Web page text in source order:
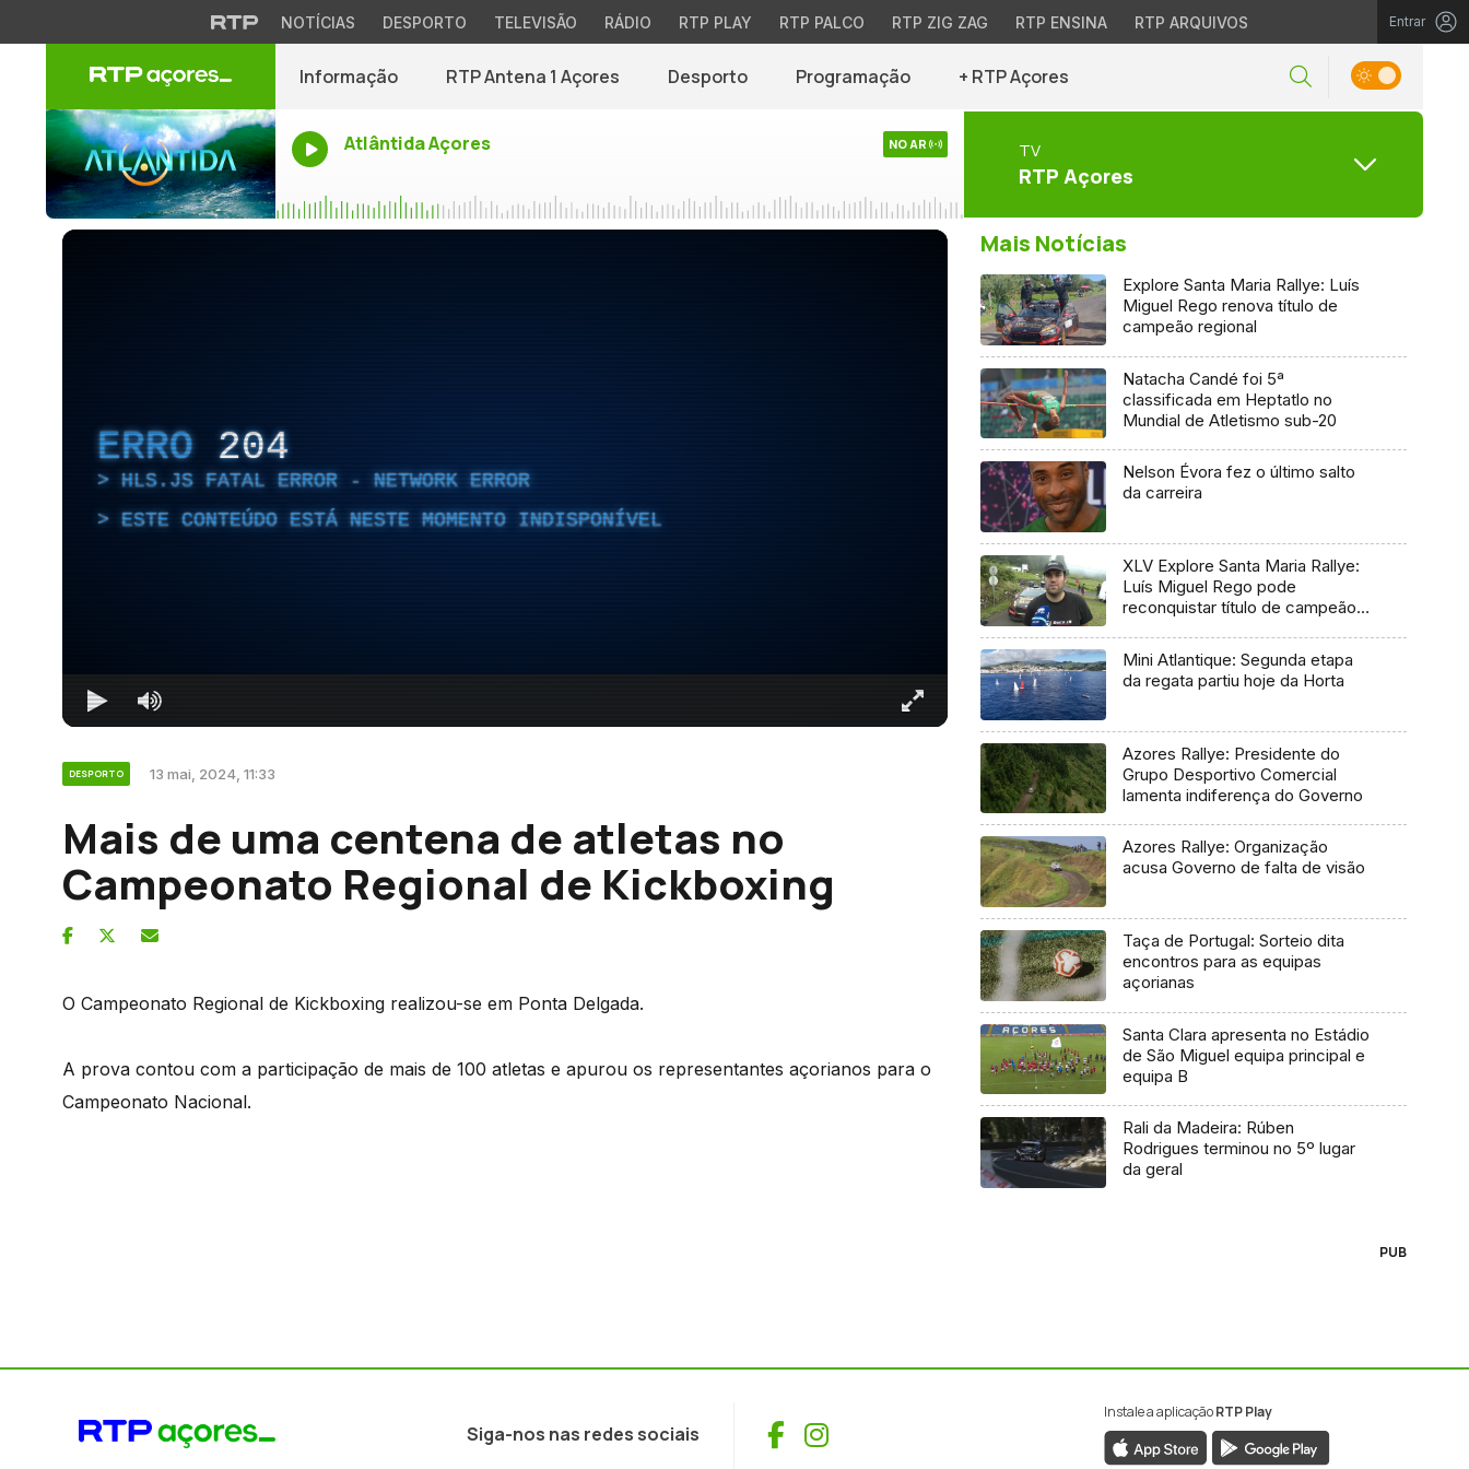
NOTÍCIAS DESPORTO TELEVISÃO RÁDIO RTP PLAY RTP PALCO RTP ZIG ZAG RTP ENSINA RTP ARQUIVOS Entrar
Informação RTP Antena 1 Açores Desporto Programação + RTP Açores
Atlântida Açores NO AR TV
RTP Açores
ERRO 204
HLS.JS FATAL ERROR - NETWORK ERROR
ESTE CONTEÚDO ESTÁ NESTE MOMENTO INDISPONÍVEL
DESPORTO 13 mai, 2024, 11:33
Mais de uma centena de atletas no
Campeonato Regional de Kickboxing
O Campeonato Regional de Kickboxing realizou-se em Ponta Delgada.
A prova contou com a participação de mais de 100 atletas e apurou os representantes açorianos para o
Campeonato Nacional.
Mais Notícias
Explore Santa Maria Rallye: Luís
Miguel Rego renova título de
campeão regional
Natacha Candé foi 5ª
classificada em Heptatlo no
Mundial de Atletismo sub-20
Nelson Évora fez o último salto
da carreira
XLV Explore Santa Maria Rallye:
Luís Miguel Rego pode
reconquistar título de campeão
Mini Atlantique: Segunda etapa
da regata partiu hoje da Horta
Azores Rallye: Presidente do
Grupo Desportivo Comercial
lamenta indiferença do Governo
Azores Rallye: Organização
acusa Governo de falta de visão
Taça de Portugal: Sorteio dita
encontros para as equipas
açorianas
Santa Clara apresenta no Estádio
de São Miguel equipa principal e
equipa B
Rali da Madeira: Rúben
Rodrigues terminou no 5º lugar
da geral
PUB
Siga-nos nas redes sociais Facebook
Instagram
Instale a aplicaçãoRTP Play